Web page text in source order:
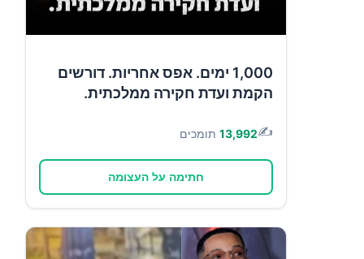
1,000 ימים. אפס אחריות. דורשים
הקמת ועדת חקירה ממלכתית.
✍️
13,992 תומכים
חתימה על העצומה